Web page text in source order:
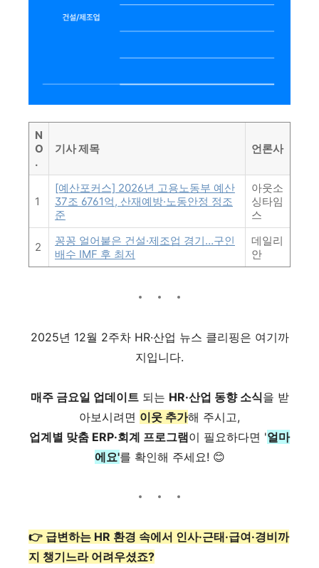
N
O
.
기사 제목 언론사
1
[예산포커스] 2026년 고용노동부 예산
37조 6761억, 산재예방·노동안정 정조
준
아웃소
싱타임
스
2
꽁꽁 얼어붙은 건설·제조업 경기…구인
배수 IMF 후 최저
데일리
안
2025년 12월 2주차 HR·산업 뉴스 클리핑은 여기까
지입니다.
매주 금요일 업데이트되는 HR·산업 동향 소식을 받
아보시려면 이웃 추가해 주시고,
업계별 맞춤 ERP·회계 프로그램이 필요하다면 '얼마
에요'를 확인해 주세요! 😊
👉 급변하는 HR 환경 속에서 인사·근태·급여·경비까
지 챙기느라 어려우셨죠?